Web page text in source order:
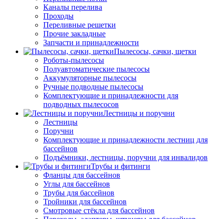
Каналы перелива
Проходы
Переливные решетки
Прочие закладные
Запчасти и принадлежности
Пылесосы, сачки, щетки
Роботы-пылесосы
Полуавтоматические пылесосы
Аккумуляторные пылесосы
Ручные подводные пылесосы
Комплектующие и принадлежности для
подводных пылесосов
Лестницы и поручни
Лестницы
Поручни
Комплектующие и принадлежности лестниц для
бассейнов
Подъёмники, лестницы, поручни для инвалидов
Трубы и фитинги
Фланцы для бассейнов
Углы для бассейнов
Трубы для бассейнов
Тройники для бассейнов
Смотровые стёкла для бассейнов